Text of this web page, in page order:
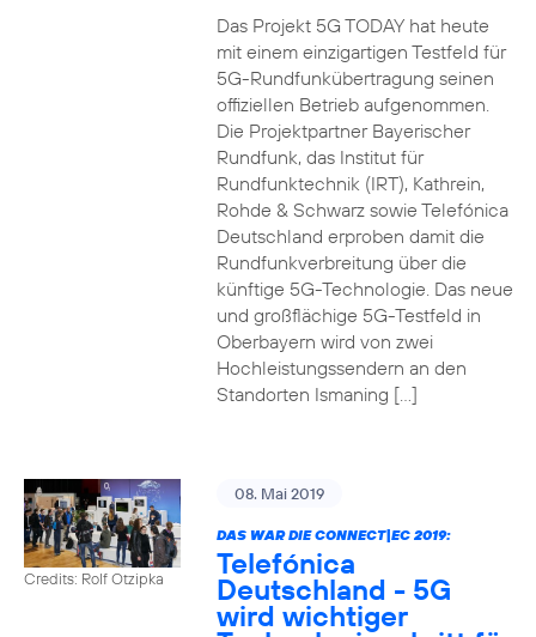
Das Projekt 5G TODAY hat heute
mit einem einzigartigen Testfeld für
5G-Rundfunkübertragung seinen
offiziellen Betrieb aufgenommen.
Die Projektpartner Bayerischer
Rundfunk, das Institut für
Rundfunktechnik (IRT), Kathrein,
Rohde & Schwarz sowie Telefónica
Deutschland erproben damit die
Rundfunkverbreitung über die
künftige 5G-Technologie. Das neue
und großflächige 5G-Testfeld in
Oberbayern wird von zwei
Hochleistungssendern an den
Standorten Ismaning […]
Credits: Rolf Otzipka
08. Mai 2019
DAS WAR DIE CONNECT|EC 2019:
Telefónica
Deutschland - 5G
wird wichtiger